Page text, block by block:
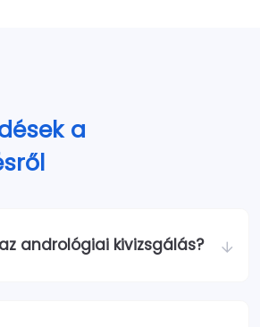
a
andrológiai kivizsgálás?